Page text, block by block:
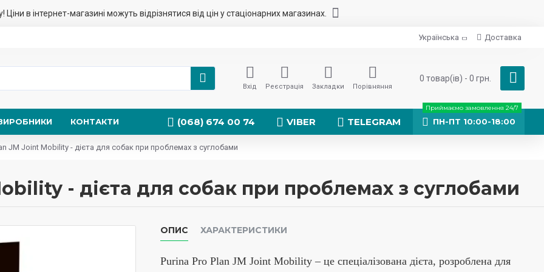
Ціни в інтернет-магазині можуть відрізнятися від цін у стаціонарних магазинах.
Українська Доставка
Вхід Реєстрація Закладки Порівняння
0 товар(ів) - 0 грн.
КОНТАКТИ (068) 674 00 74 VIBER TELEGRAM ПН-ПТ 10:00-18:00
Приймаємо замовлення 24/7
JM Joint Mobility - дієта для собак при проблемах з суглобами
- дієта для собак при проблемах з суглобами
ОПИС ХАРАКТЕРИСТИКИ
Purina Pro Plan JM Joint Mobility – це спеціалізована дієта, розроблена для